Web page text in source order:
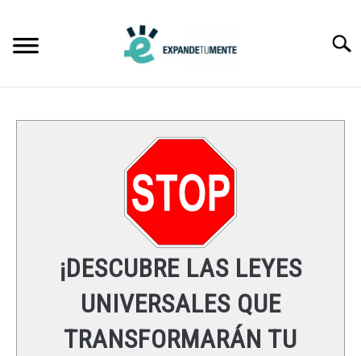
content
LEYES UNIVERSALES
RECURSOS
¡DESCUBRE LAS LEYES
UNIVERSALES QUE
TRANSFORMARÁN TU